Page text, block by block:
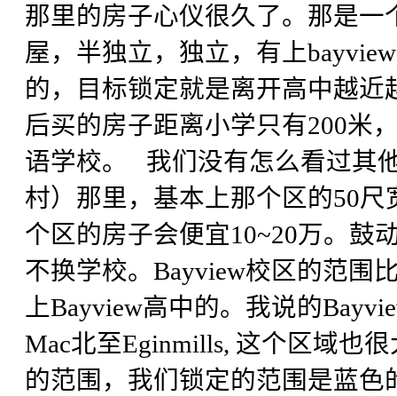
那里的房子心仪很久了。那是
屋，半独立，独立，有上
的，目标锁定就是离开高中越
后买的房子距离小学只有200米
语学校。 我们没有怎么看过其
村）那里，基本上那个区的50尺
个区的房子会便宜10~20万。鼓
不换学校。Bayview校区的范围
上Bayview高中的。我说的
Mac北至Eginmills, 这个区域也
的范围，我们锁定的范围是蓝